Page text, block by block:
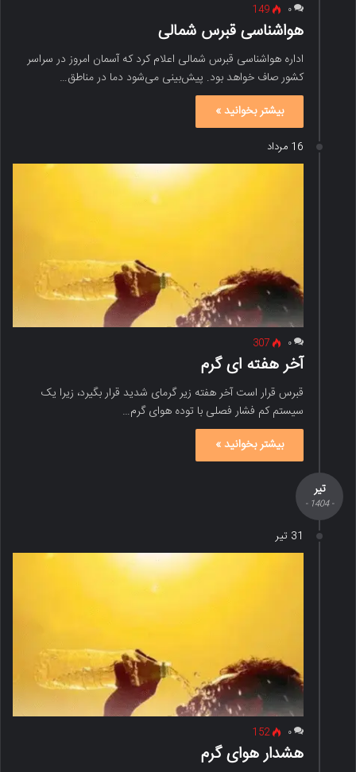
۰ 149
هواشناسی قبرس شمالی
اداره هواشناسی قبرس شمالی اعلام کرد که آسمان امروز در سراسر
کشور صاف خواهد بود. پیش‌بینی می‌شود دما در مناطق…
بیشتر بخوانید »
16 مرداد
۰ 307
آخر هفته ای گرم
قبرس قرار است آخر هفته زیر گرمای شدید قرار بگیرد، زیرا یک
سیستم کم فشار فصلی با توده هوای گرم…
بیشتر بخوانید »
تیر
- 1404 -
31 تیر
۰ 152
هشدار هوای گرم